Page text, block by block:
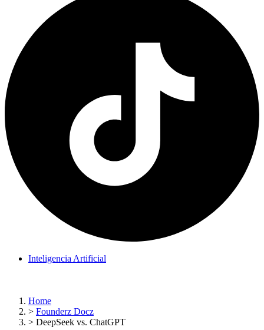
Inteligencia Artificial
Home
> Founderz Docz
> DeepSeek vs. ChatGPT